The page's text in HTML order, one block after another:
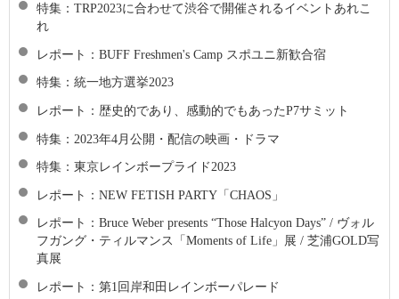
特集：TRP2023に合わせて渋谷で開催されるイベントあれこ
れ
レポート：BUFF Freshmen's Camp スポユニ新歓合宿
特集：統一地方選挙2023
レポート：歴史的であり、感動的でもあったP7サミット
特集：2023年4月公開・配信の映画・ドラマ
特集：東京レインボープライド2023
レポート：NEW FETISH PARTY「CHAOS」
レポート：Bruce Weber presents “Those Halcyon Days” / ヴォル
フガング・ティルマンス「Moments of Life」展 / 芝浦GOLD写
真展
レポート：第1回岸和田レインボーパレード